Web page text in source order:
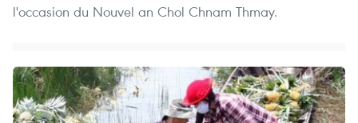
l'occasion du Nouvel an Chol Chnam Thmay.